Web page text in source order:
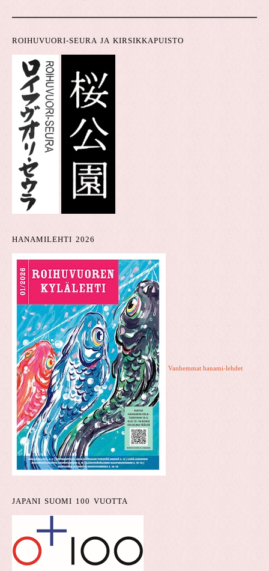
ROIHUVUORI-SEURA JA KIRSIKKAPUISTO
HANAMILEHTI 2026
Vanhemmat hanami-lehdet
JAPANI SUOMI 100 VUOTTA